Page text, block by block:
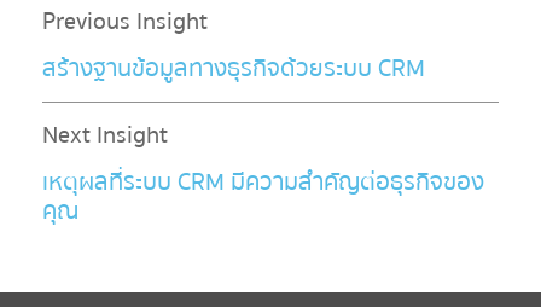
Previous Insight
สร้างฐานข้อมูลทางธุรกิจด้วยระบบ CRM
Next Insight
เหตุผลที่ระบบ CRM มีความสำคัญต่อธุรกิจของ
คุณ